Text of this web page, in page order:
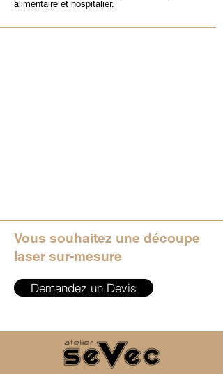
alimentaire et hospitalier.
Vous souhaitez une découpe
laser sur-mesure
Demandez un Devis